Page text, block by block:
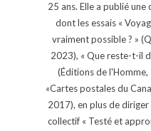
25 ans. Elle a publié une
dont les essais «
vraiment possible ? »
2023), « Que reste-t-il
(Éditions de
«Cartes postales du
2017), en plus de
collectif « Testé et